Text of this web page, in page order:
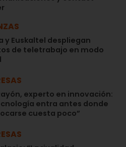
y Euskaltel despliegan
de teletrabajo en modo
experto en innovación:
entra antes donde
cuesta poco”